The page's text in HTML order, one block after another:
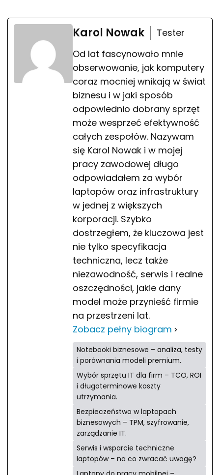
Karol Nowak
Tester
Od lat fascynowało mnie
obserwowanie, jak komputery
coraz mocniej wnikają w świat
biznesu i w jaki sposób
odpowiednio dobrany sprzęt
może wesprzeć efektywność
całych zespołów. Nazywam
się Karol Nowak i w mojej
pracy zawodowej długo
odpowiadałem za wybór
laptopów oraz infrastruktury
w jednej z większych
korporacji. Szybko
dostrzegłem, że kluczowa jest
nie tylko specyfikacja
techniczna, lecz także
niezawodność, serwis i realne
oszczędności, jakie dany
model może przynieść firmie
na przestrzeni lat.
Zobacz pełny biogram
Notebooki biznesowe – analiza, testy
i porównania modeli premium.
Wybór sprzętu IT dla firm – TCO, ROI
i długoterminowe koszty
utrzymania.
Bezpieczeństwo w laptopach
biznesowych – TPM, szyfrowanie,
zarządzanie IT.
Serwis i wsparcie techniczne
laptopów – na co zwracać uwagę?